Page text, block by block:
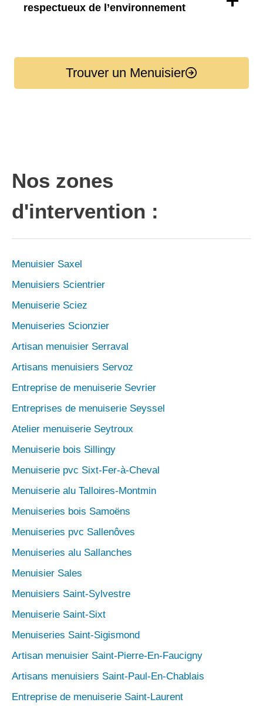
respectueux de l’environnement
Trouver un Menuisier
Nos zones
d'intervention :
Menuisier Saxel
Menuisiers Scientrier
Menuiserie Sciez
Menuiseries Scionzier
Artisan menuisier Serraval
Artisans menuisiers Servoz
Entreprise de menuiserie Sevrier
Entreprises de menuiserie Seyssel
Atelier menuiserie Seytroux
Menuiserie bois Sillingy
Menuiserie pvc Sixt-Fer-à-Cheval
Menuiserie alu Talloires-Montmin
Menuiseries bois Samoëns
Menuiseries pvc Sallenôves
Menuiseries alu Sallanches
Menuisier Sales
Menuisiers Saint-Sylvestre
Menuiserie Saint-Sixt
Menuiseries Saint-Sigismond
Artisan menuisier Saint-Pierre-En-Faucigny
Artisans menuisiers Saint-Paul-En-Chablais
Entreprise de menuiserie Saint-Laurent